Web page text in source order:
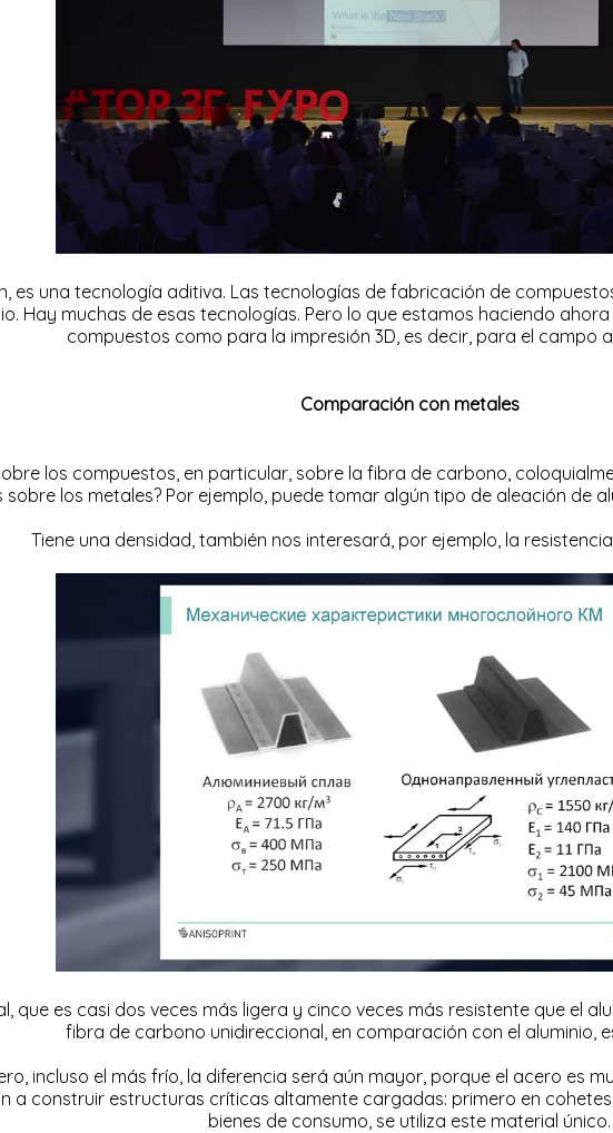
es una tecnología aditiva. Las tecnologías de fabricación de
Hay muchas de esas tecnologías. Pero lo que estamos haciendo
compuestos como para la impresión 3D, es decir, para el campo
Comparación con metales
los compuestos, en particular, sobre la fibra de carbono,
sobre los metales? Por ejemplo, puede tomar algún tipo de aleación de
Tiene una densidad, también nos interesará, por ejemplo, la
que es casi dos veces más ligera y cinco veces más resistente que el
fibra de carbono unidireccional, en comparación con el aluminio,
incluso el más frío, la diferencia será aún mayor, porque el acero es
a construir estructuras críticas altamente cargadas: primero en
bienes de consumo, se utiliza este material único.